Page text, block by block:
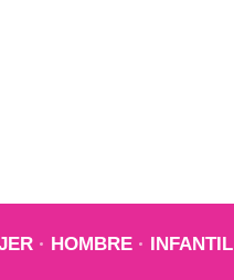
HOMBRE INFANTIL